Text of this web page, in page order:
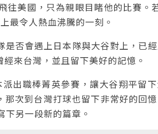
往美國，只為親眼目睹他的比賽。
最令人熱血沸騰的一刻。
否會遇上日本隊與大谷對上，已
來台灣，並且留下美好的記憶。
出職棒菁英參賽，讓大谷翔平留
次到台灣打球也留下非常好的回
另一段新的篇章。